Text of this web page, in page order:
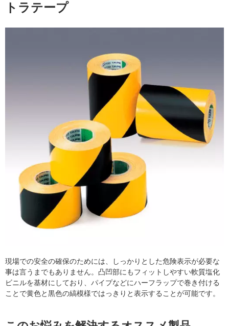
トラテープ
現場での安全の確保のためには、しっかりとした危険表示が必要な
事は言うまでもありません。凸凹部にもフィットしやすい軟質塩化
ビニルを基材にしており、パイプなどにハーフラップで巻き付ける
ことで黄色と黒色の縞模様ではっきりと表示することが可能です。